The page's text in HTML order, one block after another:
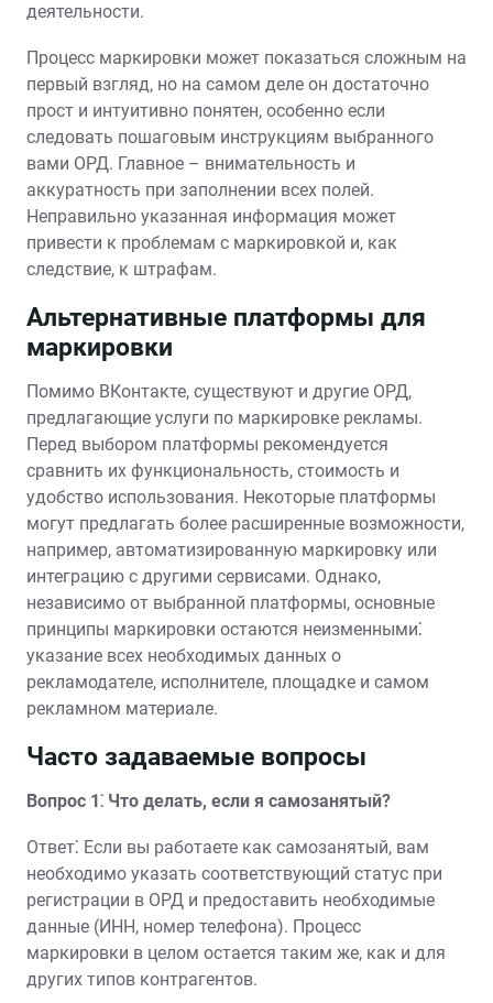
деятельности.
Процесс маркировки может показаться сложным на
первый взгляд, но на самом деле он достаточно
прост и интуитивно понятен, особенно если
следовать пошаговым инструкциям выбранного
вами ОРД. Главное – внимательность и
аккуратность при заполнении всех полей.
Неправильно указанная информация может
привести к проблемам с маркировкой и, как
следствие, к штрафам.
Альтернативные платформы для
маркировки
Помимо ВКонтакте, существуют и другие ОРД,
предлагающие услуги по маркировке рекламы.
Перед выбором платформы рекомендуется
сравнить их функциональность, стоимость и
удобство использования. Некоторые платформы
могут предлагать более расширенные возможности,
например, автоматизированную маркировку или
интеграцию с другими сервисами. Однако,
независимо от выбранной платформы, основные
принципы маркировки остаются неизменными⁚
указание всех необходимых данных о
рекламодателе, исполнителе, площадке и самом
рекламном материале.
Часто задаваемые вопросы
Вопрос 1⁚ Что делать, если я самозанятый?
Ответ⁚ Если вы работаете как самозанятый, вам
необходимо указать соответствующий статус при
регистрации в ОРД и предоставить необходимые
данные (ИНН, номер телефона). Процесс
маркировки в целом остается таким же, как и для
других типов контрагентов.